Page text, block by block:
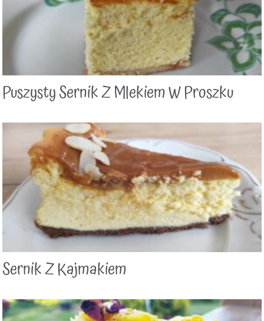
Puszysty Sernik Z Mlekiem W Proszku
Sernik Z Kajmakiem